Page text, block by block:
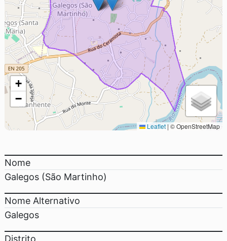
+
−
Leaflet | © OpenStreetMap
Nome
Galegos (São Martinho)
Nome Alternativo
Galegos
Distrito